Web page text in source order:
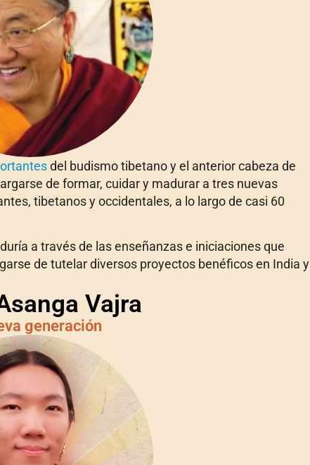
del budismo tibetano y el anterior cabeza de
de formar, cuidar y madurar a tres nuevas
tibetanos y occidentales, a lo largo de casi 60
a través de las enseñanzas e iniciaciones que
de tutelar diversos proyectos benéficos en India y
Vajra
generación